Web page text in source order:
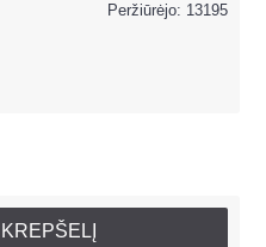
Peržiūrėjo: 13195
Į KREPŠELĮ